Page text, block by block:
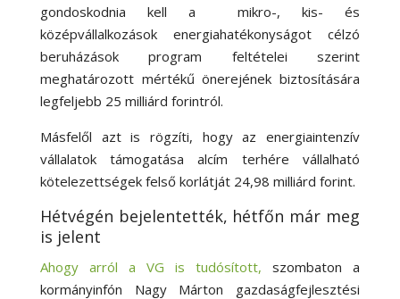
gondoskodnia kell a mikro-, kis- és
középvállalkozások energiahatékonyságot célzó
beruházások program feltételei szerint
meghatározott mértékű önerejének biztosítására
legfeljebb 25 milliárd forintról.
Másfelől azt is rögzíti, hogy az energiaintenzív
vállalatok támogatása alcím terhére vállalható
kötelezettségek felső korlátját 24,98 milliárd forint.
Hétvégén bejelentették, hétfőn már meg
is jelent
Ahogy arról a VG is tudósított,
szombaton a
kormányinfón Nagy Márton gazdaságfejlesztési